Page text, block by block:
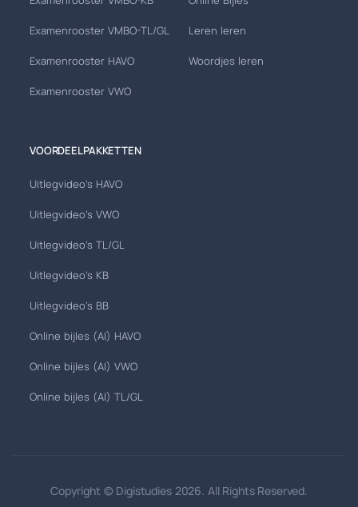
Examenrooster VMBO-TL/GL
Examenrooster HAVO
Examenrooster VWO
Leren leren
Woordjes leren
VOORDEELPAKKETTEN
Uitlegvideo's HAVO
Uitlegvideo's VWO
Uitlegvideo's TL/GL
Uitlegvideo's KB
Uitlegvideo's BB
Online bijles (AI) HAVO
Online bijles (AI) VWO
Online bijles (AI) TL/GL
Copyright © Digistudies 2026. All Rights Reserved.